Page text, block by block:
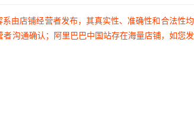
由店铺经营者发布，其真实性、准确性和合法性
沟通确认；阿里巴巴中国站存在海量店铺，如您